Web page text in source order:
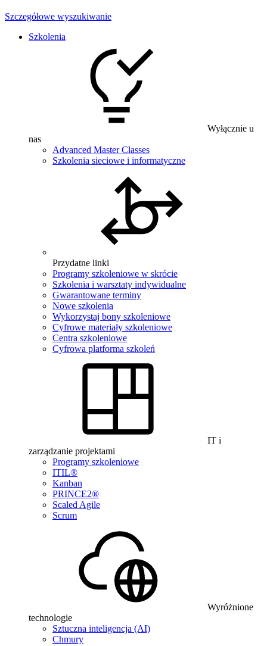
Szczegółowe wyszukiwanie
Szkolenia
Wyłącznie u
nas
Advanced Master Classes
Szkolenia sieciowe i informatyczne
Przydatne linki
Programy szkoleniowe w skrócie
Szkolenia i warsztaty indywidualne
Gwarantowane terminy
Nowe szkolenia
Wykorzystaj bony szkoleniowe
Cyfrowe materiały szkoleniowe
Centra szkoleniowe
Cyfrowa platforma szkoleń
IT i
zarządzanie projektami
Programy szkoleniowe
ITIL®
Kanban
PRINCE2®
Scaled Agile
Scrum
Wyróżnione
technologie
Sztuczna inteligencja (AI)
Chmury